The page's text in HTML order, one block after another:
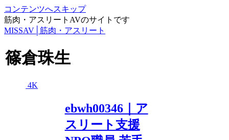
コンテンツへスキップ
筋肉・アスリートAVのサイトです
MISSAV│筋肉・アスリート
篠倉珠生
4K
ebwh00346｜ア
スリート支援